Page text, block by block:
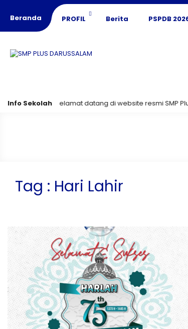
Beranda PROFIL Berita PSPDB
Info SekolahSelamat datang di website resmi SMP
Tag : Hari Lahir